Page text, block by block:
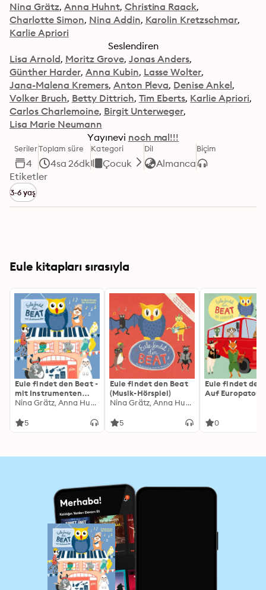
Nina Grätz Anna Huhnt Christina Raack
Charlotte Simon Nina Addin Karolin Kretzschmar
Karlie Apriori
Seslendiren
Lisa Arnold Moritz Grove Jonas Anders
Günther Harder Anna Kubin Lasse Wolter
Jana-Malena Kremers Anton Pleva Denise Ankel
Volker Bruch Betty Dittrich Tim Eberts Karlie Apriori
Carlos Charlemoine Birgit Unterweger
Lisa Marie Neumann
Yayınevi noch mal!!!
Seriler
4
Toplam süre
4sa 26dk
Kategori
Çocuk
Dil
Almanca
Biçim
Etiketler
3-6 yaş
Eule kitapları sırasıyla
Eule findet den Beat -
mit Instrumenten
(Musik-Hörspiel)
Nina Grätz, Anna Huhnt, Christina Raack, Charlotte Simon, Nina Addin, Karolin Kretzschmar
5
Eule findet den Beat
(Musik-Hörspiel)
Nina Grätz, Anna Huhnt, Christina Raack, Charlotte Simon
5
Eule findet den
Auf Europatour
0